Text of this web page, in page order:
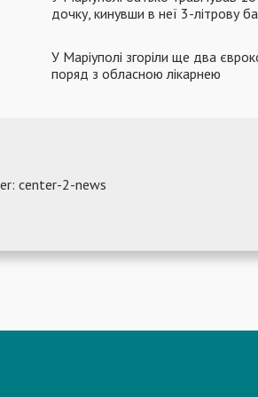
дочку, кинувши в неї 3-літрову
У Маріуполі згоріли ще два
поряд з обласною лікарнею